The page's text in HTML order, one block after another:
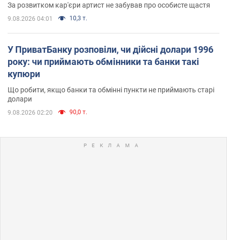
За розвитком кар'єри артист не забував про особисте щастя
9.08.2026 04:01 10,3 т.
У ПриватБанку розповіли, чи дійсні долари 1996
року: чи приймають обмінники та банки такі
купюри
Що робити, якщо банки та обмінні пункти не приймають старі
долари
9.08.2026 02:20 90,0 т.